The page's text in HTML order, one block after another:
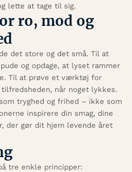
lette at tage til sig.
ro, mod og
det store og det små. Til at
og opdage, at lyset rammer
Til at prøve et værktøj for
når noget lykkes.
tryghed og frihed – ikke som
inspirere din smag, dine
der gør dit hjem levende året
tre enkle principper: